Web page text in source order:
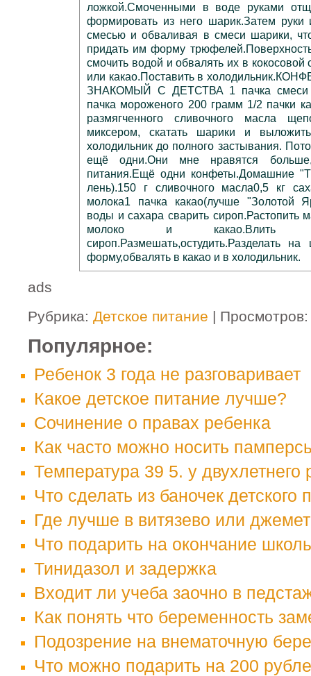
ложкой.Смоченными в воде руками
формировать из него шарик.Затем руки
смесью и обваливая в смеси шарики,
придать им форму
смочить водой и обвалять их в
или какао.Поставить в
ЗНАКОМЫЙ С ДЕТСТВА 1 пачка смеси
пачка мороженого 200 грамм 1/2 пачки
размягченного сливочного масла
миксером, скатать шарики и
холодильник до полного застывания.
ещё одни.Они мне нравятся
питания.Ещё одни конфеты.Домашние
лень).150 г сливочного масла0,5 кг
молока1 пачка какао(лучше "Золотой
воды и сахара сварить сироп.Растопить
молоко и
сироп.Размешать,остудить.Разделать
форму,обвалять в какао и в холодильник.
ads
Рубрика: Детское питание |
Популярное:
Ребенок 3 года не разговаривает
Какое детское питание лучше?
Сочинение о правах ребенка
Как часто можно носить
Температура 39 5. у двухлетнего
Что сделать из баночек детского
Где лучше в витязево или
Что подарить на окончание
Тинидазол и задержка
Входит ли учеба заочно в
Как понять что беременность
Подозрение на внематочную
Что можно подарить на 200